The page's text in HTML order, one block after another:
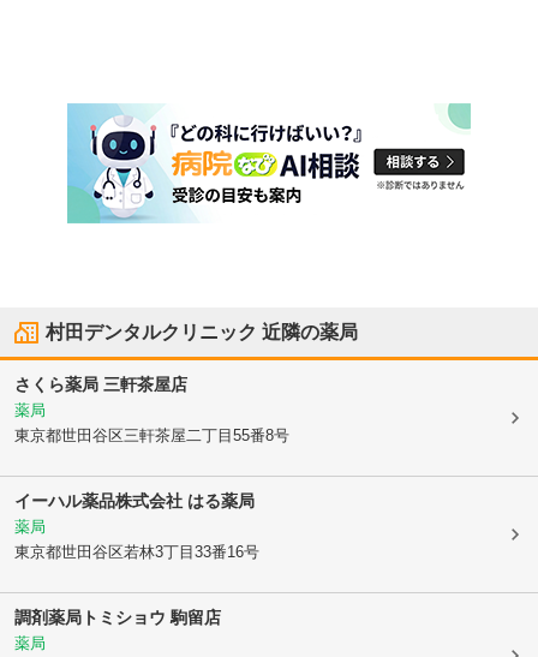
村田デンタルクリニック 近隣の薬局
さくら薬局 三軒茶屋店
薬局
東京都世田谷区三軒茶屋二丁目55番8号
イーハル薬品株式会社 はる薬局
薬局
東京都世田谷区若林3丁目33番16号
調剤薬局トミショウ 駒留店
薬局